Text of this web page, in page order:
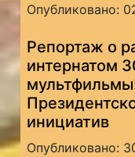
Опубликовано:
Репортаж о
интернатом
инициатив
Опубликовано: